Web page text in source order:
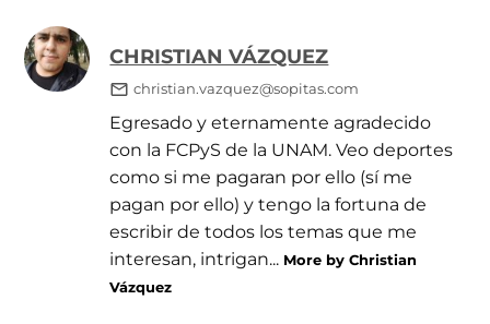
CHRISTIAN VÁZQUEZ
christian.vazquez@sopitas.com
Egresado y eternamente agradecido
con la FCPyS de la UNAM. Veo deportes
como si me pagaran por ello (sí me
pagan por ello) y tengo la fortuna de
escribir de todos los temas que me
interesan, intrigan... More by Christian
Vázquez